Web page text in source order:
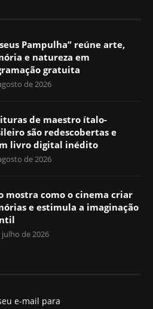
Pampulha” reúne arte,
e natureza em
gratuita
de 2026
de maestro ítalo-
são redescobertas e
livro digital inédito
de 2026
mostra como o cinema criar
e estimula a imaginação
julho de 2026
e-mail para